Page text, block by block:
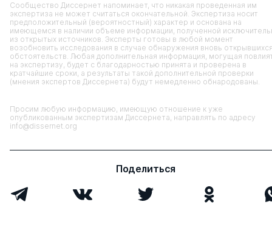
Сообщество Диссернет напоминает, что никакая проведенная им
экспертиза не может считаться окончательной. Экспертиза носит
предположительный (вероятностный) характер и основана на
имеющемся в наличии объеме информации, полученной
из открытых источников. Эксперты готовы в любой момент
возобновить исследования в случае обнаружения вновь
обстоятельств. Любая дополнительная информация, могущая
на экспертизу, будет с благодарностью принята и проверена в
кратчайшие сроки, а результаты такой дополнительной проверки
(мнения экспертов Диссернета) будут немедленно обнародованы.
Просим любую информацию, имеющую отношение к уже
опубликованным экспертизам Диссернета, направлять по адресу
info@dissernet.org
Поделиться